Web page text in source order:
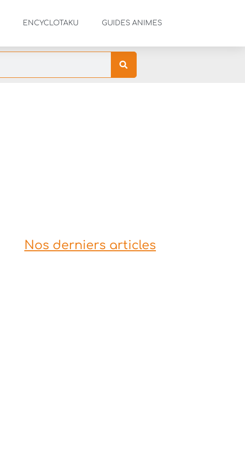
ENCYCLOTAKU GUIDES ANIMES
Nos derniers articles